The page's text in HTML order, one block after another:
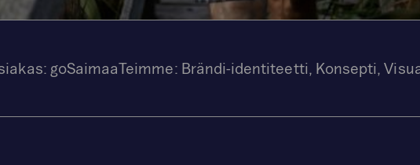
goSaimaaTeimme: Brändi-identiteetti, Konsepti,